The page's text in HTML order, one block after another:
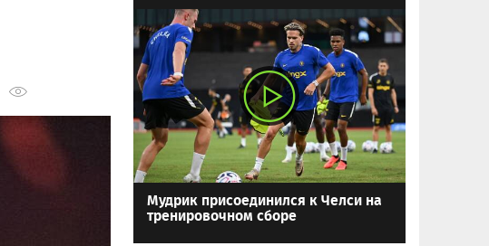
Мудрик присоединился к Челси на
тренировочном сборе